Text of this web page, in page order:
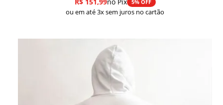
5% OFF
ou em até 3x sem juros no cartão